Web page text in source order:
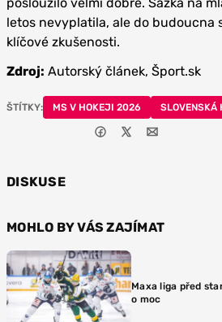
letos nevyplatila, ale do budoucna
klíčové zkušenosti.
Zdroj: Autorský článek, Šport.sk
ŠTÍTKY: MS V HOKEJI 2026 SLOVENSKÁ
DISKUSE
MOHLO BY VÁS ZAJÍMAT
Maxa liga před
o moc